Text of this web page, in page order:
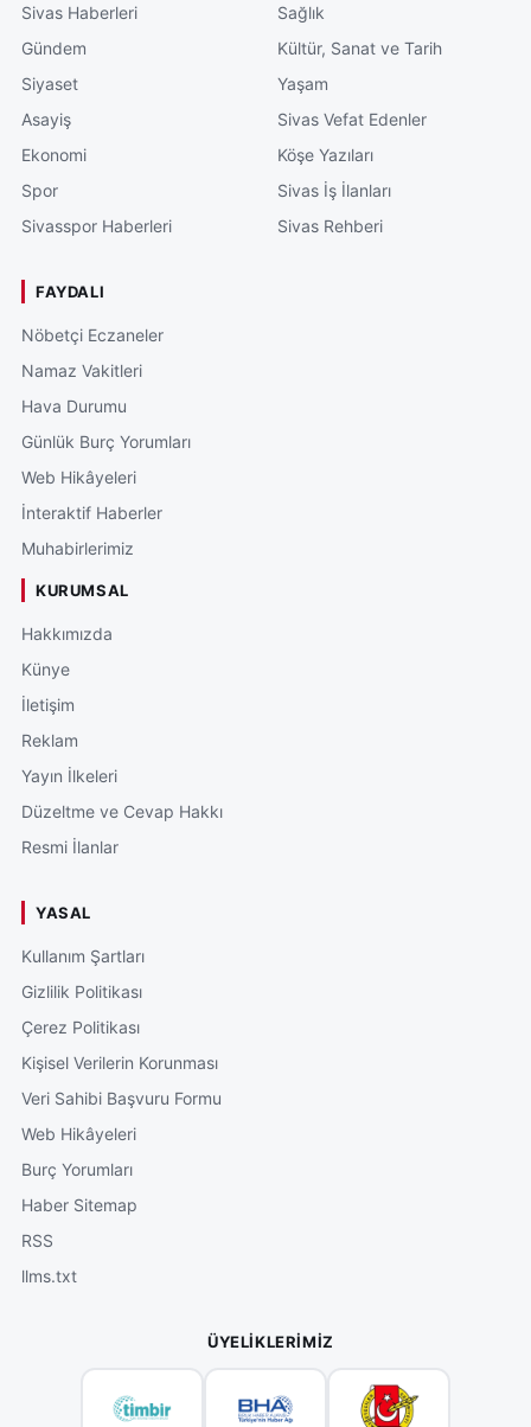
Sivas Haberleri
Gündem
Siyaset
Asayiş
Ekonomi
Spor
Sivasspor Haberleri
Sağlık
Kültür, Sanat ve Tarih
Yaşam
Sivas Vefat Edenler
Köşe Yazıları
Sivas İş İlanları
Sivas Rehberi
FAYDALI
Nöbetçi Eczaneler
Namaz Vakitleri
Hava Durumu
Günlük Burç Yorumları
Web Hikâyeleri
İnteraktif Haberler
Muhabirlerimiz
KURUMSAL
Hakkımızda
Künye
İletişim
Reklam
Yayın İlkeleri
Düzeltme ve Cevap Hakkı
Resmi İlanlar
YASAL
Kullanım Şartları
Gizlilik Politikası
Çerez Politikası
Kişisel Verilerin Korunması
Veri Sahibi Başvuru Formu
Web Hikâyeleri
Burç Yorumları
Haber Sitemap
RSS
llms.txt
ÜYELIKLERIMIZ